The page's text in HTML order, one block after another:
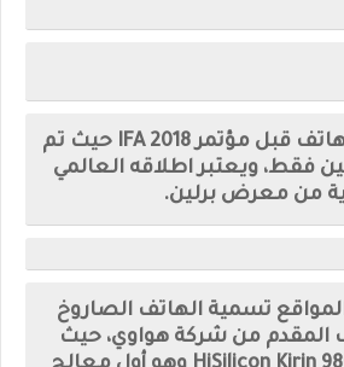
تم الإعلان عن الهاتف قبل مؤتمر IFA 2018 حيث تم
فقط، ويعتبر اطلاقه العالمي
من معرض برلين.
تسمية الهاتف الصاروخ
المقدم من شركة هواوي، حيث